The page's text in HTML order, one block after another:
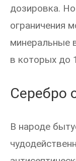
дозировка.
ограничения
минеральные
в которых до
Серебро
В народе